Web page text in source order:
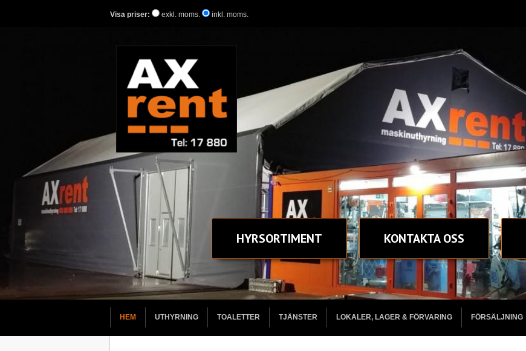
Visa priser: exkl. moms. inkl. moms.
HYRSORTIMENT KONTAKTA OSS
HEM UTHYRNING TOALETTER TJÄNSTER LOKALER, LAGER & FÖRVARING FÖRSÄLJNING